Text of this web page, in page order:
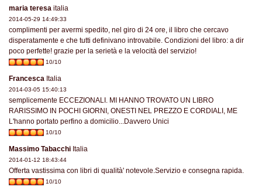
maria teresa italia
2014-05-29 14:49:33
complimenti per avermi spedito, nel giro di 24 ore, il libro che cercavo
disperatamente e che tutti definivano introvabile. Condizioni del libro: a dir
poco perfette! grazie per la serietà e la velocità del servizio!
10/10
Francesca Italia
2014-03-05 15:40:13
semplicemente ECCEZIONALI. MI HANNO TROVATO UN LIBRO
RARISSIMO IN POCHI GIORNI, ONESTI NEL PREZZO E CORDIALI, ME
L'hanno portato perfino a domicilio...Davvero Unici
10/10
Massimo Tabacchi Italia
2014-01-12 18:43:44
Offerta vastissima con libri di qualità' notevole.Servizio e consegna rapida.
10/10